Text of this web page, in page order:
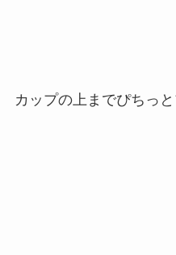
カップの上までぴちっ